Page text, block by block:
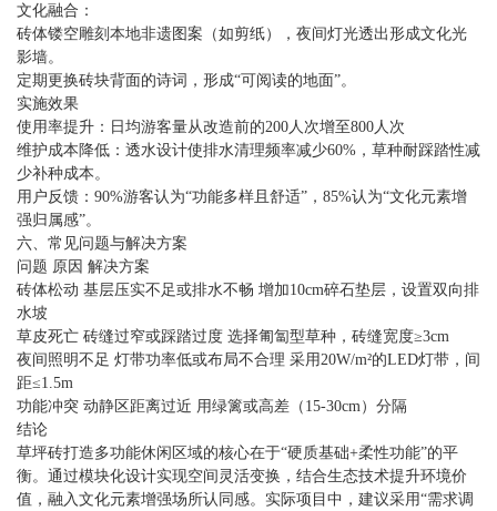
文化融合：
砖体镂空雕刻本地非遗图案（如剪纸），夜间灯光透出形成文化光
影墙。
定期更换砖块背面的诗词，形成“可阅读的地面”。
实施效果
使用率提升：日均游客量从改造前的200人次增至800人次
维护成本降低：透水设计使排水清理频率减少60%，草种耐踩踏性减
少补种成本。
用户反馈：90%游客认为“功能多样且舒适”，85%认为“文化元素增
强归属感”。
六、常见问题与解决方案
问题 原因 解决方案
砖体松动 基层压实不足或排水不畅 增加10cm碎石垫层，设置双向排
水坡
草皮死亡 砖缝过窄或踩踏过度 选择匍匐型草种，砖缝宽度≥3cm
夜间照明不足 灯带功率低或布局不合理 采用20W/m²的LED灯带，间
距≤1.5m
功能冲突 动静区距离过近 用绿篱或高差（15-30cm）分隔
结论
草坪砖打造多功能休闲区域的核心在于“硬质基础+柔性功能”的平
衡。通过模块化设计实现空间灵活变换，结合生态技术提升环境价
值，融入文化元素增强场所认同感。实际项目中，建议采用“需求调